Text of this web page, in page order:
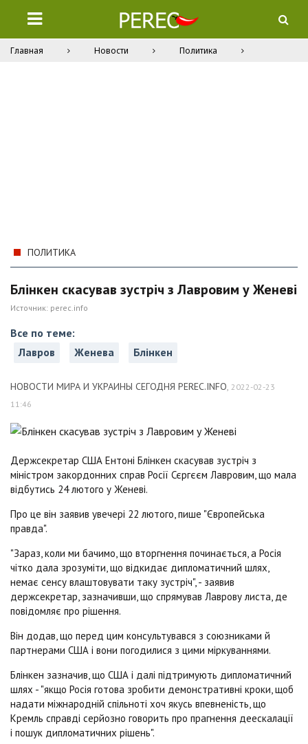
Главная Новости Политика
ПОЛИТИКА
Блінкен скасував зустріч з Лавровим у Женеві
Источник: perec.info
Все по теме:
Лавров
Женева Блінкен
НОВОСТИ МИРА И УКРАИНЫ СЕГОДНЯ PEREC.INFO, 2022-02-23
11:46
Держсекретар США Ентоні Блінкен скасував зустріч з
міністром закордонних справ Росії Сєргєєм Лавровим, що мала
відбутись 24 лютого у Женеві.
Про це він заявив увечері 22 лютого, пише "Європейська
правда".
"Зараз, коли ми бачимо, що вторгнення починається, а Росія
чітко дала зрозуміти, що відкидає дипломатичний шлях,
немає сенсу влаштовувати таку зустріч", - заявив
держсекретар, зазначивши, що спрямував Лаврову листа, де
повідомляє про рішення.
Він додав, що перед цим консультувався з союзниками й
партнерами США і вони погодилися з цими міркуваннями.
Блінкен зазначив, що США і далі підтримують дипломатичний
шлях - "якщо Росія готова зробити демонстративні кроки, щоб
надати міжнародній спільноті хоч якусь впевненість, що
Кремль справді серйозно говорить про прагнення деескалації
і пошук дипломатичних рішень".